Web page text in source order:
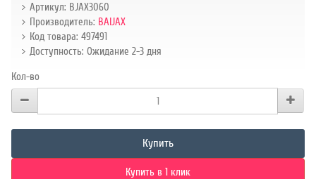
Артикул: BJAX3060
Производитель: BAIJAX
Код товара: 497491
Доступность: Ожидание 2-3 дня
Кол-во
Купить
Купить в 1 клик